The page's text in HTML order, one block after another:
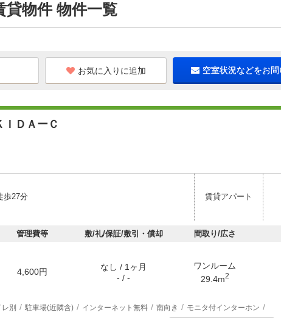
貸物件 物件一覧
お気に入りに追加 空室状況などをお
ＤＡーＣ
歩27分 賃貸アパート
管理費等 敷/礼/保証/敷引・償却 間取り/広さ
4,600円
なし / 1ヶ月
- / -
ワンルーム
29.4m2
別 駐車場(近隣含) インターネット無料 南向き モニタ付インターホン